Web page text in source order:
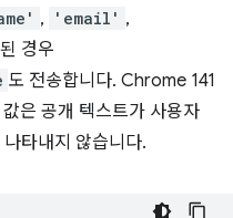
, 'email' ,
경우
도 전송합니다. Chrome 141
값은 공개 텍스트가 사용자
타내지 않습니다.